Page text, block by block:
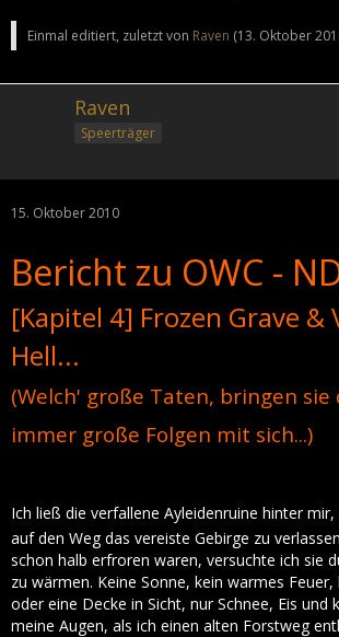
Einmal editiert, zuletzt von Raven (13. Oktober
Raven
Speerträger
15. Oktober 2010
Bericht zu OWC -
[Kapitel 4] Frozen Grave &
Hell...
(Welch' große Taten, bringen sie
immer große Folgen mit sich...)
Ich ließ die verfallene Ayleidenruine hinter
auf den Weg das vereiste Gebirge zu
schon halb erfroren waren, versuchte ich sie
zu wärmen. Keine Sonne, kein warmes
oder eine Decke in Sicht, nur Schnee, Eis und
meine Augen, als ich einen alten Forstweg